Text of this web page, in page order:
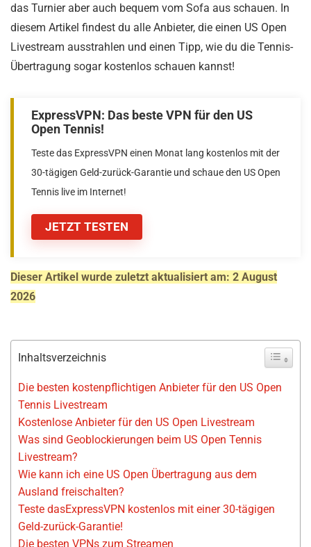
das Turnier aber auch bequem vom Sofa aus schauen. In
diesem Artikel findest du alle Anbieter, die einen US Open
Livestream ausstrahlen und einen Tipp, wie du die Tennis-
Übertragung sogar kostenlos schauen kannst!
JETZT TESTEN
ExpressVPN: Das beste VPN für den US
Open Tennis!
Teste das ExpressVPN einen Monat lang kostenlos mit der
30-tägigen Geld-zurück-Garantie und schaue den US Open
Tennis live im Internet!
Dieser Artikel wurde zuletzt aktualisiert am: 2 August
2026
Inhaltsverzeichnis
Die besten kostenpflichtigen Anbieter für den US Open
Tennis Livestream
Kostenlose Anbieter für den US Open Livestream
Was sind Geoblockierungen beim US Open Tennis
Livestream?
Wie kann ich eine US Open Übertragung aus dem
Ausland freischalten?
Teste dasExpressVPN kostenlos mit einer 30-tägigen
Geld-zurück-Garantie!
Die besten VPNs zum Streamen